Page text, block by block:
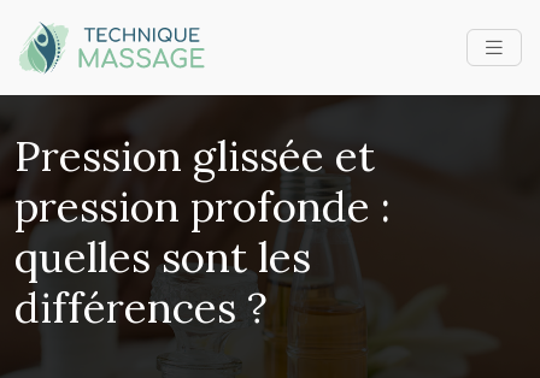
Pression glissée et
pression profonde :
quelles sont les
différences ?